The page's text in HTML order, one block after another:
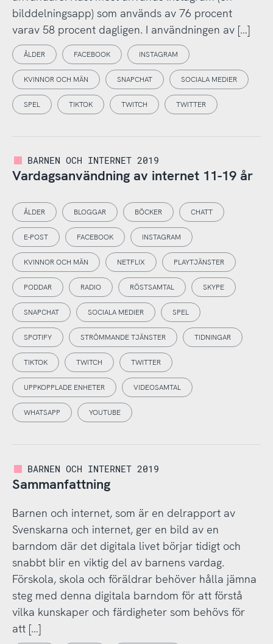
bilddelningsapp) som används av 76 procent
varav 58 procent dagligen. I användningen av […]
ÅLDER FACEBOOK INSTAGRAM
KVINNOR OCH MÄN SNAPCHAT SOCIALA MEDIER
SPEL TIKTOK TWITCH TWITTER
BARNEN OCH INTERNET 2019
Vardagsanvändning av internet 11-19 år
ÅLDER BLOGGAR BÖCKER CHATT
E-POST FACEBOOK INSTAGRAM
KVINNOR OCH MÄN NETFLIX PLAYTJÄNSTER
PODDAR RADIO RÖSTSAMTAL SKYPE
SNAPCHAT SOCIALA MEDIER SPEL
SPOTIFY STRÖMMANDE TJÄNSTER TIDNINGAR
TIKTOK TWITCH TWITTER
UPPKOPPLADE ENHETER VIDEOSAMTAL
WHATSAPP YOUTUBE
BARNEN OCH INTERNET 2019
Sammanfattning
Barnen och internet, som är en delrapport av
Svenskarna och internet, ger en bild av en
barndom där det digitala livet börjar tidigt och
snabbt blir en viktig del av barnens vardag.
Förskola, skola och föräldrar behöver hålla jämna
steg med denna digitala barndom för att förstå
vilka kunskaper och färdigheter som behövs för
att […]